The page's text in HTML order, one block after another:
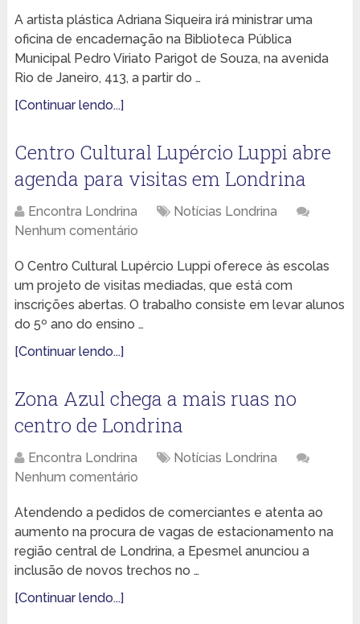
A artista plástica Adriana Siqueira irá ministrar uma
oficina de encadernação na Biblioteca Pública
Municipal Pedro Viriato Parigot de Souza, na avenida
Rio de Janeiro, 413, a partir do …
[Continuar lendo...]
Centro Cultural Lupércio Luppi abre
agenda para visitas em Londrina
Encontra Londrina
Notícias Londrina
Nenhum comentário
O Centro Cultural Lupércio Luppi oferece às escolas
um projeto de visitas mediadas, que está com
inscrições abertas. O trabalho consiste em levar alunos
do 5º ano do ensino …
[Continuar lendo...]
Zona Azul chega a mais ruas no
centro de Londrina
Encontra Londrina
Notícias Londrina
Nenhum comentário
Atendendo a pedidos de comerciantes e atenta ao
aumento na procura de vagas de estacionamento na
região central de Londrina, a Epesmel anunciou a
inclusão de novos trechos no …
[Continuar lendo...]